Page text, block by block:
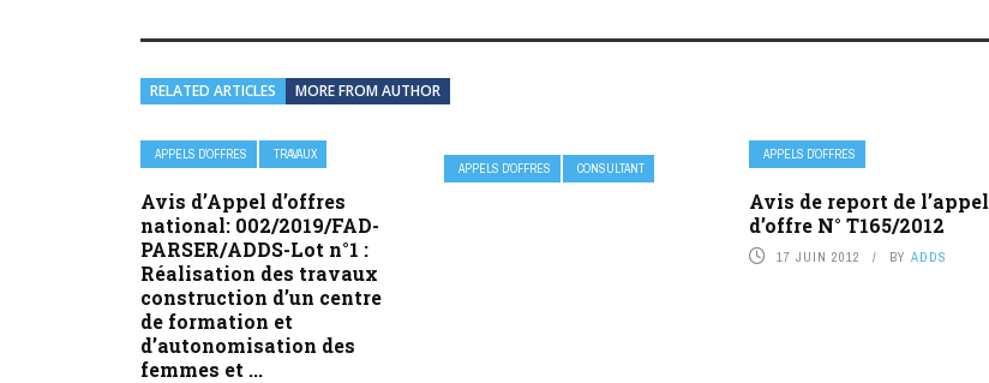
RELATED ARTICLES MORE FROM AUTHOR
APPELS D’OFFRES TRAVAUX
Avis d’Appel d’offres
national: 002/2019/FAD-
PARSER/ADDS-Lot n°1 :
Réalisation des travaux
construction d’un centre
de formation et
d’autonomisation des
femmes et ...
APPELS D’OFFRES CONSULTANT
APPELS D’OFFRES
Avis de report de l’appel
d’offre N° T165/2012
17 JUIN 2012 BY ADDS